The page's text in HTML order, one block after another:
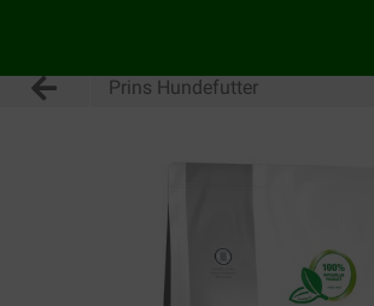
Prins Hundefutter